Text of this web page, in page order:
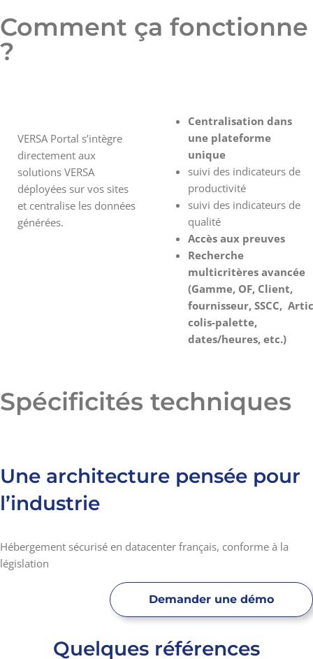
Comment ça fonctionne
?
VERSA Portal s’intègre
directement aux
solutions VERSA
déployées sur vos sites
et centralise les données
générées.
Centralisation dans
une plateforme
unique
suivi des indicateurs de
productivité
suivi des indicateurs de
qualité
Accès aux preuves
Recherche
multicritères avancée
(Gamme, OF, Client,
fournisseur, SSCC,
colis-palette,
dates/heures, etc.)
Spécificités techniques
Une architecture pensée pour
l’industrie
Hébergement sécurisé en datacenter français, conforme à la
législation
Demander une démo
Quelques références